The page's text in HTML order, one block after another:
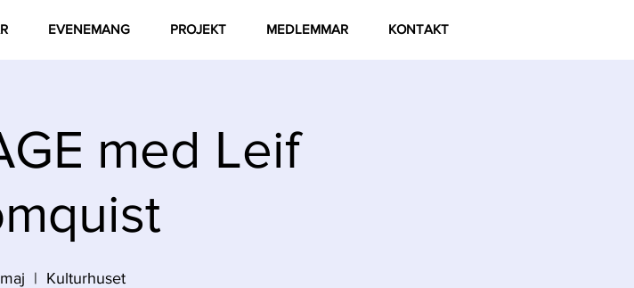
EVENEMANG PROJEKT MEDLEMMAR KONTAKT
med Leif
  |
Kulturhuset